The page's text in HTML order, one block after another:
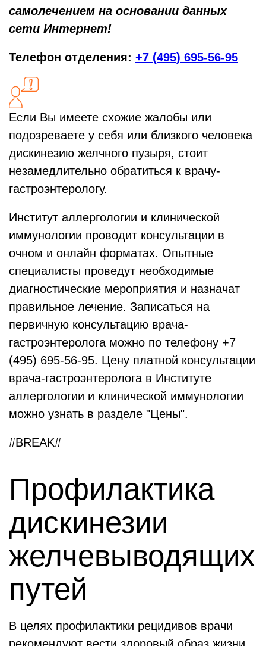
самолечением на основании данных
сети Интернет!
Телефон отделения: +7 (495) 695-56-95
Если Вы имеете схожие жалобы или
подозреваете у себя или близкого человека
дискинезию желчного пузыря, стоит
незамедлительно обратиться к врачу-
гастроэнтерологу.
Институт аллергологии и клинической
иммунологии проводит консультации в
очном и онлайн форматах. Опытные
специалисты проведут необходимые
диагностические мероприятия и назначат
правильное лечение. Записаться на
первичную консультацию врача-
гастроэнтеролога можно по телефону +7
(495) 695-56-95. Цену платной консультации
врача-гастроэнтеролога в Институте
аллергологии и клинической иммунологии
можно узнать в разделе "Цены".
#BREAK#
Профилактика
дискинезии
желчевыводящих
путей
В целях профилактики рецидивов врачи